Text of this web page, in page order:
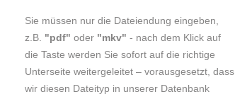
Sie müssen nur die Dateiendung eingeben,
z.B. "pdf" oder "mkv" - nach dem Klick auf
die Taste werden Sie sofort auf die richtige
Unterseite weitergeleitet – vorausgesetzt, dass
wir diesen Dateityp in unserer Datenbank